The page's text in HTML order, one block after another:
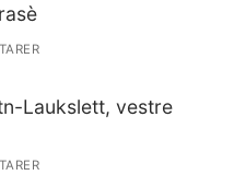
Laukslett, vestre